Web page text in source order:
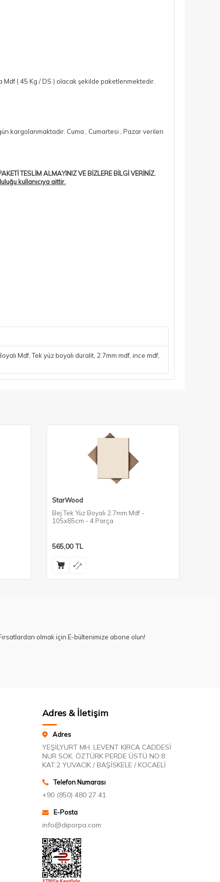
( 45 Kg / DS ) olacak şekilde paketlenmektedir.
kargolanmaktadır. Cuma , Cumartesi , Pazar verilen
TESLİM ALMAYINIZ VE BİZLERE BİLGİ VERİNİZ.
kullanıcıya aittir.
Mdf ,Tek yüz boyalı duralit 2.7mm mdf ince mdf
StarWood
Bej Tek Yüz Boyalı 2.7mm Mdf -
105x85cm - 4 Parça
565,00TL
olmak için E-bültenimize abone olun!
Adres & İletişim
Adres
YEŞİLYURT MH. LEVENT KIRCA CADDESİ
NUR SOK. ÖZTÜRK PERDE ÜSTÜ NO:8
KAT:2 YUVACIK / BAŞİSKELE / KOCAELİ
Telefon Numarası
+90 (850) 480 27 41
E-Posta
info@diporpa.com